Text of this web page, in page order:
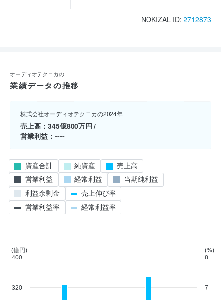
NOKIZAL ID: 2712873
オーディオテクニカの
業績データの推移
株式会社オーディオテクニカの2024年
売上高
345億800万円
営業利益
----
320
(億円)
400
7
(%)
8
資産合計 純資産
売上高
営業利益
経常利益
当期純利益
利益余剰金
売上伸び率
営業利益率
経常利益率